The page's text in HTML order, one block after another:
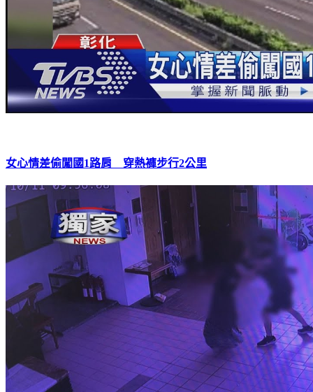
女心情差偷闖國1路肩 穿熱褲步行2公里